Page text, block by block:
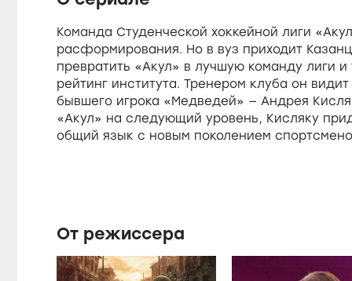
e
7
%
Команда Студенческой хоккейной лиги
расформирования. Но в вуз приходит
превратить «Акул» в лучшую команду лиги
рейтинг института. Тренером клуба он
бывшего игрока «Медведей» — Андрея
«Акул» на следующий уровень, Кисляку
общий язык с новым поколением
От режиссера